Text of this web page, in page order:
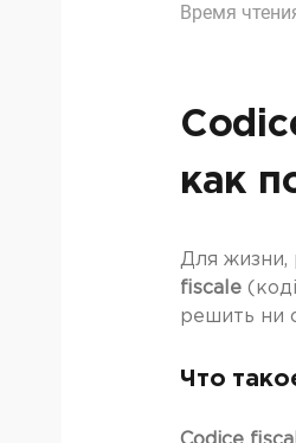
Время
как
Для жизни,
fiscale
решить ни
Что